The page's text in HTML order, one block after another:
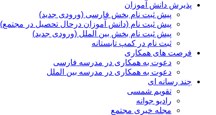
پذیرش دانش آموزان
پیش ثبت نام بخش فارسی (ورودی جدید)
پیش ثبت نام (دانش آموزان درحال تحصیل در مجتمع)
پیش ثبت نام بخش بین الملل (ورودی جدید)
ثبت نام در کمپ تابستانه
فرصت های همکاری
دعوت به همکاری در مدرسه فارسی
دعوت به همکاری در مدرسه بین الملل
چند رسانه ای
تقویم شمسی
رادیو جوانه
مجله خبری مجتمع